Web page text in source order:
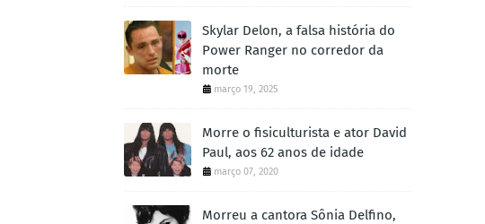
Skylar Delon, a falsa história do
Power Ranger no corredor da
morte
março 19, 2025
Morre o fisiculturista e ator David
Paul, aos 62 anos de idade
março 07, 2020
Morreu a cantora Sônia Delfino,